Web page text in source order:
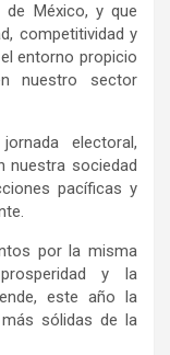
México, y que
competitividad y
entorno propicio
nuestro sector
electoral,
nuestra sociedad
pacíficas y
por la misma
y la
este año la
sólidas de la